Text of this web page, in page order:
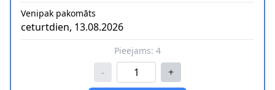
Venipak pakomāts
ceturtdien, 13.08.2026
Pieejams: 4
- +